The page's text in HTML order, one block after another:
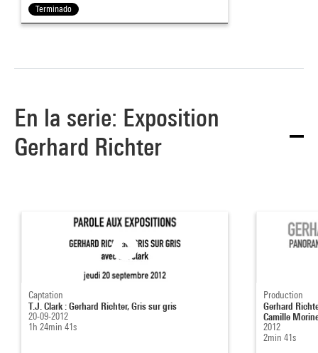
Terminado
En la serie: Exposition
Gerhard Richter
Captation
T.J. Clark : Gerhard Richter, Gris sur gris
20-09-2012
1h 24min 41s
Production
Gerhard
Camille
2012
2min 41s